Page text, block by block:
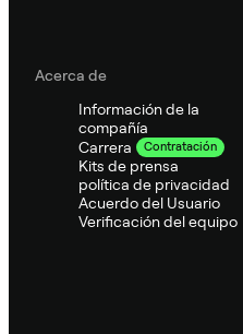
Acerca de
Información de la
compañía
Carrera
Contratación
Kits de prensa
política de privacidad
Acuerdo del Usuario
Verificación del equipo